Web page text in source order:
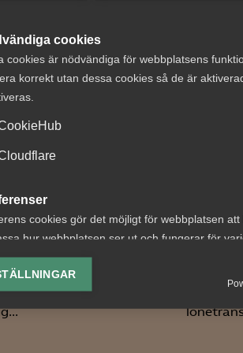
cookies
cookies är nödvändiga för webbplatsens
korrekt utan dessa cookies så de är
cookies gör det möjligt för webbplatsen
hur webbplatsen ser ut och fungerar för
av vald valuta, region, språk eller färgschema.
cookies
hjälper oss förbättra
DETTA?
inom
till att Almega
fram en rådgivning kring
upphandling? –
Avtal
ska